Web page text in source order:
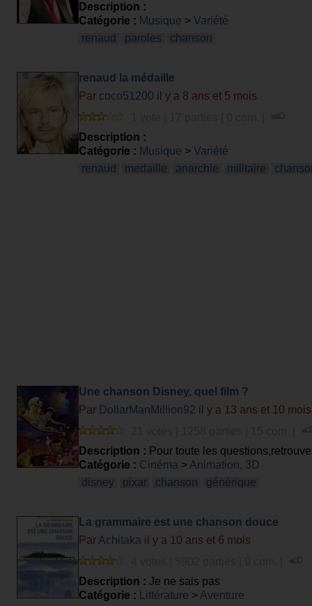
Description :
Catégorie : Musique > Variété
renaud
paroles chanson
renaud la médaille
Par coco51200 il y a 8 ans et 5 mois
Description :
Catégorie : Musique > Variété
renaud
medaille anarchie militaire
Une chanson Disney, quel film ?
Par DollarManMillion92 il y a 13 ans et 10 mois
Description : Pour toute les
Catégorie : Cinéma > Animation, 3D
disney
pixar chanson générique
La grammaire est une chanson douce
Par Achitaka il y a 10 ans et 6 mois
Description : Je ne sais pas
Catégorie :
Littérature > Aventure